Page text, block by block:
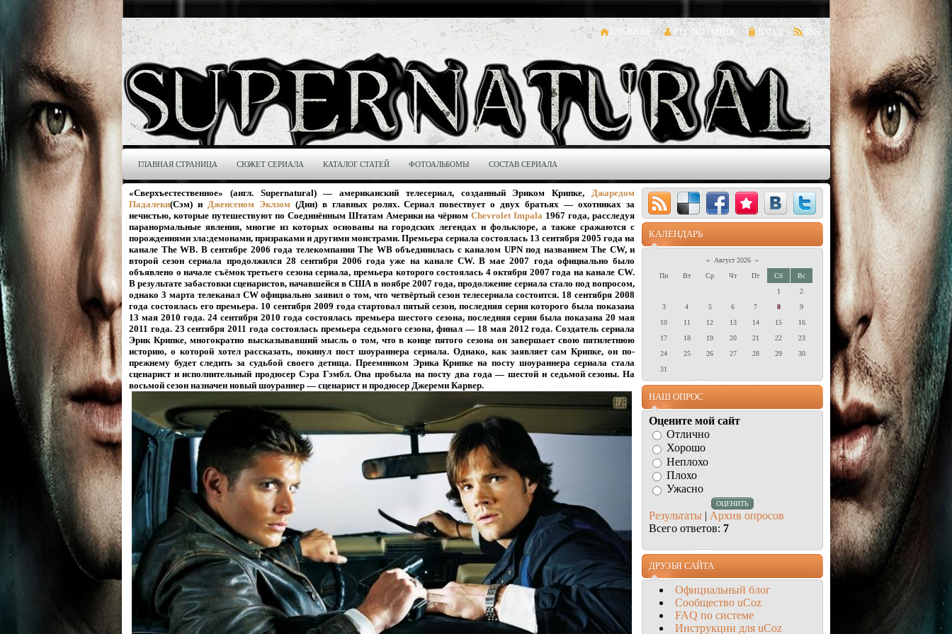
RSS
ВХОД
РЕГИСТРАЦИЯ
ГЛАВНАЯ
ГЛАВНАЯ СТРАНИЦА СЮЖЕТ СЕРИАЛА КАТАЛОГ СТАТЕЙ ФОТОАЛЬБОМЫ СОСТАВ СЕРИАЛА
«Сверхъестественное» (англ. Supernatural) — американский телесериал, созданный Эриком Крипке, Джаредом
Падалеки(Сэм) и Дженсеном Эклзом(Дин) в главных ролях. Сериал повествует о двух братьях — охотниках за
нечистью, которые путешествуют по Соединённым Штатам Америки на чёрномChevrolet Impala 1967 года, расследуя
паранормальные явления, многие из которых основаны на городских легендах и фольклоре, а также сражаются с
порождениями зла:демонами, призраками и другими монстрами. Премьера сериала состоялась 13 сентября 2005 года на
канале The WB. В сентябре 2006 года телекомпания The WB объединилась с каналом UPN под названием The CW, и
второй сезон сериала продолжился 28 сентября 2006 года уже на канале CW. В мае 2007 года официально было
объявлено о начале съёмок третьего сезона сериала, премьера которого состоялась 4 октября 2007 года на канале CW.
В результате забастовки сценаристов, начавшейся в США в ноябре 2007 года, продолжение сериала стало под вопросом,
однако 3 марта телеканал CW официально заявил о том, что четвёртый сезон телесериала состоится. 18 сентября 2008
года состоялась его премьера. 10 сентября 2009 года стартовал пятый сезон, последняя серия которого была показана
13 мая 2010 года. 24 сентября 2010 года состоялась премьера шестого сезона, последняя серия была показана 20 мая
2011 года. 23 сентября 2011 года состоялась премьера седьмого сезона, финал — 18 мая 2012 года. Создатель сериала
Эрик Крипке, многократно высказывавший мысль о том, что в конце пятого сезона он завершает свою пятилетнюю
историю, о которой хотел рассказать, покинул пост шоураннера сериала. Однако, как заявляет сам Крипке, он по-
прежнему будет следить за судьбой своего детища. Преемником Эрика Крипке на посту шоураннера сериала стала
сценарист и исполнительный продюсер Сэра Гэмбл. Она пробыла на посту два года — шестой и седьмой сезоны. На
восьмой сезон назначен новый шоураннер — сценарист и продюсер Джереми Карвер.
КАЛЕНДАРЬ
« Август 2026 »
Пн
Вт Ср Чт Пт Сб
Вс
1
2
3
4 5 6 7 8
9
10
11 12 13 14 15
16
17
18 19 20 21 22
23
24
25 26 27 28 29
30
31
НАШ ОПРОС
Оцените мой сайт
Отлично
Хорошо
Неплохо
Плохо
Ужасно
Результаты | Архив опросов
Всего ответов: 7
ДРУЗЬЯ САЙТА
Официальный блог
Сообщество uCoz
FAQ по системе
Инструкции для uCoz